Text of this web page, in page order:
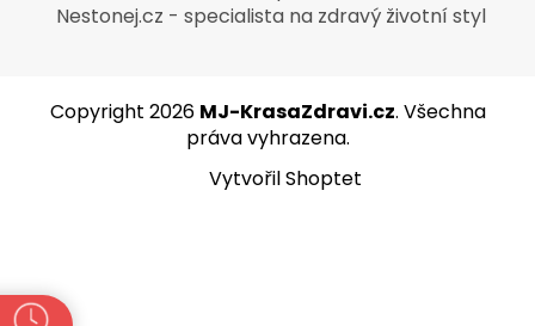
Nestonej.cz - specialista na zdravý životní styl
Vytvořil Shoptet
Copyright 2026 MJ-KrasaZdravi.cz. Všechna
práva vyhrazena.